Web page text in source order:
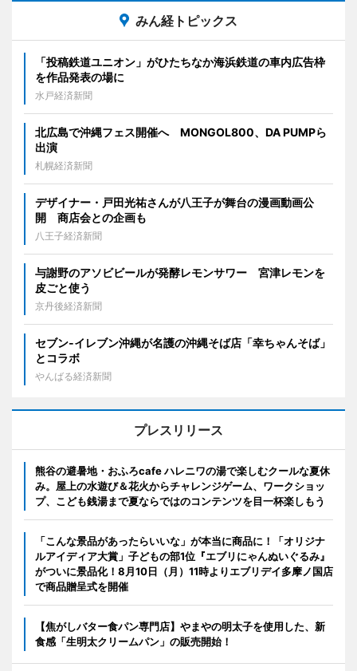
みん経トピックス
「投稿鉄道ユニオン」がひたちなか海浜鉄道の車内広告枠
を作品発表の場に
水戸経済新聞
北広島で沖縄フェス開催へ MONGOL800、DA PUMPら
出演
札幌経済新聞
デザイナー・戸田光祐さんが八王子が舞台の漫画動画公
開 商店会との企画も
八王子経済新聞
与謝野のアソビビールが発酵レモンサワー 宮津レモンを
皮ごと使う
京丹後経済新聞
セブン‐イレブン沖縄が名護の沖縄そば店「幸ちゃんそば」
とコラボ
やんばる経済新聞
プレスリリース
熊谷の避暑地・おふろcafe ハレニワの湯で楽しむクールな夏休
み。屋上の水遊び＆花火からチャレンジゲーム、ワークショッ
プ、こども銭湯まで夏ならではのコンテンツを目一杯楽しもう
「こんな景品があったらいいな」が本当に商品に！「オリジナ
ルアイディア大賞」子どもの部1位『エブリにゃんぬいぐるみ』
がついに景品化！8月10日（月）11時よりエブリデイ多摩ノ国店
で商品贈呈式を開催
【焦がしバター食パン専門店】やまやの明太子を使用した、新
食感「生明太クリームパン」の販売開始！